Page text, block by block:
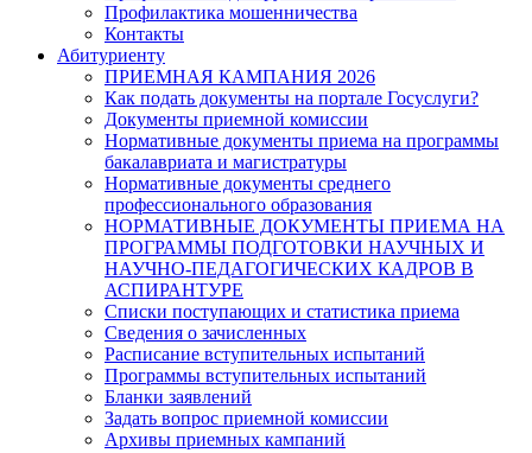
Профилактика мошенничества
Контакты
Абитуриенту
ПРИЕМНАЯ КАМПАНИЯ 2026
Как подать документы на портале Госуслуги?
Документы приемной комиссии
Нормативные документы приема на программы
бакалавриата и магистратуры
Нормативные документы среднего
профессионального образования
НОРМАТИВНЫЕ ДОКУМЕНТЫ ПРИЕМА НА
ПРОГРАММЫ ПОДГОТОВКИ НАУЧНЫХ И
НАУЧНО-ПЕДАГОГИЧЕСКИХ КАДРОВ В
АСПИРАНТУРЕ
Списки поступающих и статистика приема
Сведения о зачисленных
Расписание вступительных испытаний
Программы вступительных испытаний
Бланки заявлений
Задать вопрос приемной комиссии
Архивы приемных кампаний